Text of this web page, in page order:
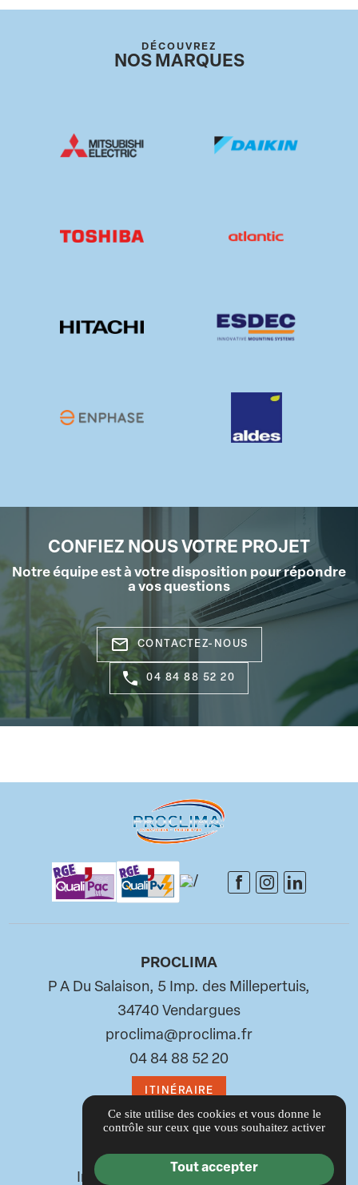
DÉCOUVREZ
NOS MARQUES
CONFIEZ NOUS VOTRE PROJET
Notre équipe est à votre disposition pour répondre
a vos questions
mail_outline CONTACTEZ-NOUS
04 84 88 52 20
PROCLIMA
P A Du Salaison, 5 Imp. des Millepertuis,
34740 Vendargues
proclima@proclima.fr
04 84 88 52 20
ITINÉRAIRE
LIENS UTILES
Guide local
Informations complémentaires
Ce site utilise des cookies et vous donne le
contrôle sur ceux que vous souhaitez activer
Tout accepter